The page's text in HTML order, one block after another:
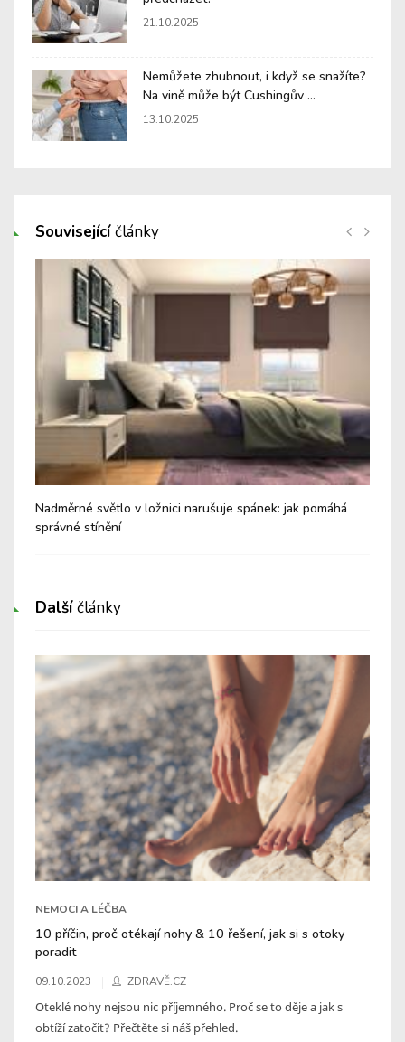
21.10.2025
Nemůžete zhubnout, i když se snažíte?
Na vině může být Cushingův ...
13.10.2025
Souvisejícíčlánky
Nadměrné světlo v ložnici narušuje spánek: jak pomáhá
správné stínění
Dalšíčlánky
NEMOCI A LÉČBA
10 příčin, proč otékají nohy & 10 řešení, jak si s otoky
poradit
09.10.2023 ZDRAVĚ.CZ
Oteklé nohy nejsou nic příjemného. Proč se to děje a jak s
obtíží zatočit? Přečtěte si náš přehled.